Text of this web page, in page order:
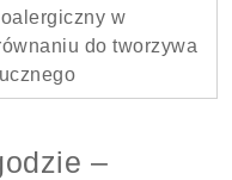
w
do tworzywa
–